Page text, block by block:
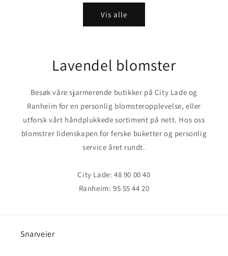
Vis alle
Lavendel blomster
Besøk våre sjarmerende butikker på City Lade og
Ranheim for en personlig blomsteropplevelse, eller
utforsk vårt håndplukkede sortiment på nett. Hos oss
blomstrer lidenskapen for ferske buketter og personlig
service året rundt.
City Lade: 48 90 00 40
Ranheim: 95 55 44 20
Snarveier